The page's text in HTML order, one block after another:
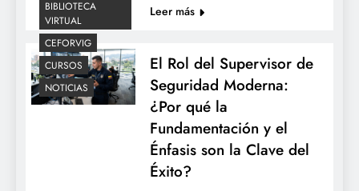
Leer más
BIBLIOTECA
VIRTUAL
CEFORVIG
CURSOS
NOTICIAS
El Rol del Supervisor de
Seguridad Moderna:
¿Por qué la
Fundamentación y el
Énfasis son la Clave del
Éxito?